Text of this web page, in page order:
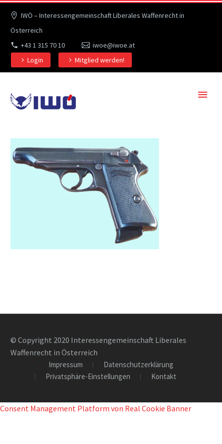
IWÖ – Interessengemeinschaft Liberales Waffenrecht in
Österreich
+43 1 315 70 10
iwoe@iwoe.at
Login
Mitglied werden!
© Copyright 2020 Interessengemeinschaft Liberales
Waffenrecht in Österreich
Impressum
Datenschutzerklärung
Privatsphäre-Einstellungen
Kontakt
Consent Management Platform von Real Cookie Banner